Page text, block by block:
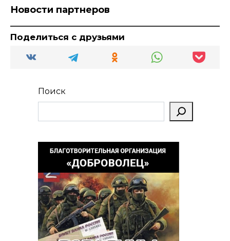
Новости партнеров
Поделиться с друзьями
Поиск